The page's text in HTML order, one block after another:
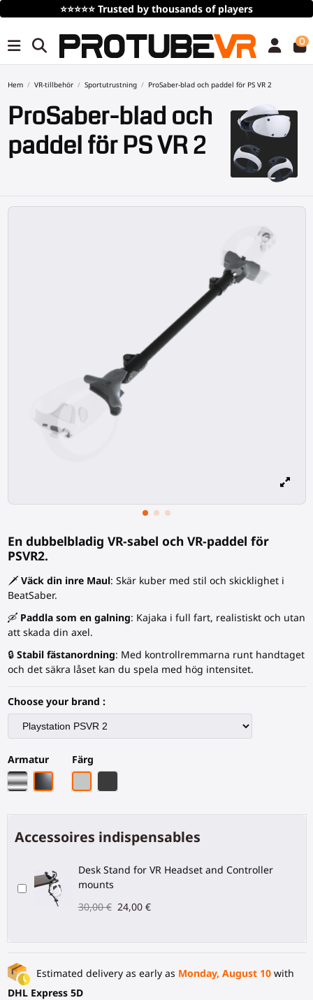
Gratis fraktvid köp över 100€/115$
0
Hem VR-tillbehör Sportutrustning ProSaber-blad och paddel för PS VR 2
ProSaber-blad och
paddel för PS VR 2
En dubbelbladig VR-sabel och VR-paddel för
PSVR2.
🗡️ Väck din inre Maul: Skär kuber med stil och skicklighet i
BeatSaber.
🛶 Paddla som en galning: Kajaka i full fart, realistiskt och utan
att skada din axel.
🔒 Stabil fästanordning: Med kontrollremmarna runt handtaget
och det säkra låset kan du spela med hög intensitet.
Choose your brand :
Armatur
Krom armatur
Svart kolfiberstativ
Färg
Accessoires indispensables
Desk Stand for VR Headset and Controller
mounts
30,00 € 24,00 €
Estimated delivery as early as Monday, August 10with
DHL Express 5D